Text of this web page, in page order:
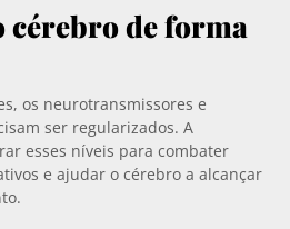
cérebro de forma
os neurotransmissores e
ser regularizados. A
esses níveis para combater
e ajudar o cérebro a alcançar